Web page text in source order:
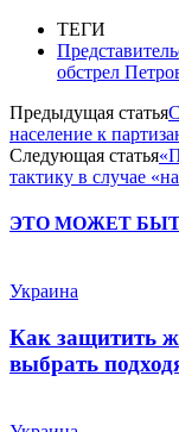
ТЕГИ
обстрел
Предыдущая статья
население к
Следующая статья
тактику в случае
ЭТО МОЖЕТ
Украина
Как защитить
выбрать